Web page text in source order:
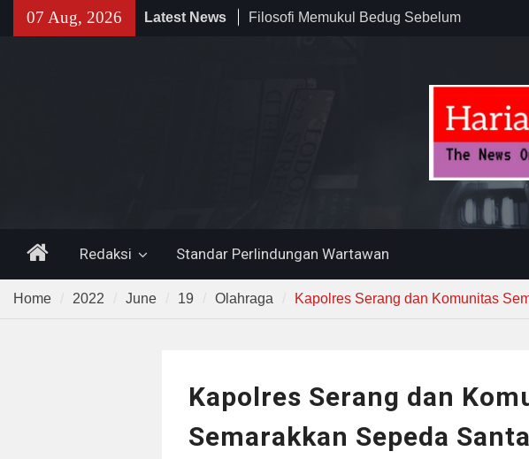
07 Aug, 2026 Latest News
Filosofi Memukul Bedug Sebelum
Narkoba di Sekolah Kebayoran
Lama, DPR Minta Diusut Tuntas
HomeRedaksi Standar Perlindungan Wartawan
Home 2022 June 19 Olahraga Kapolres Serang dan Komunitas
Kapolres Serang dan
Semarakkan Sepeda